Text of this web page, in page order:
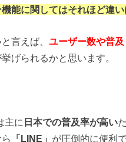
能に関してはそれほど違
言えば、ユーザー数や普
げられるかと思います。
主に 日本での普及率が高い
「LINE」 が圧倒的に便利で